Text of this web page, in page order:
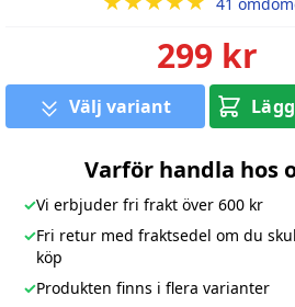
299 kr
Välj variant
Varför handla hos
✓Vi erbjuder fri frakt över 600 kr
✓Fri retur med fraktsedel om du
köp
✓Produkten finns i flera varianter